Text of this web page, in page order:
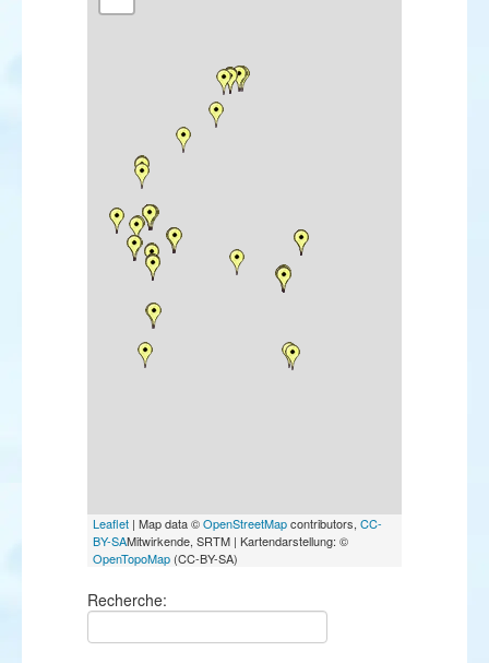
Leaflet | Map data ©OpenStreetMapcontributors, CC-
BY-SAMitwirkende, SRTM | Kartendarstellung: ©
OpenTopoMap (CC-BY-SA)
Recherche: